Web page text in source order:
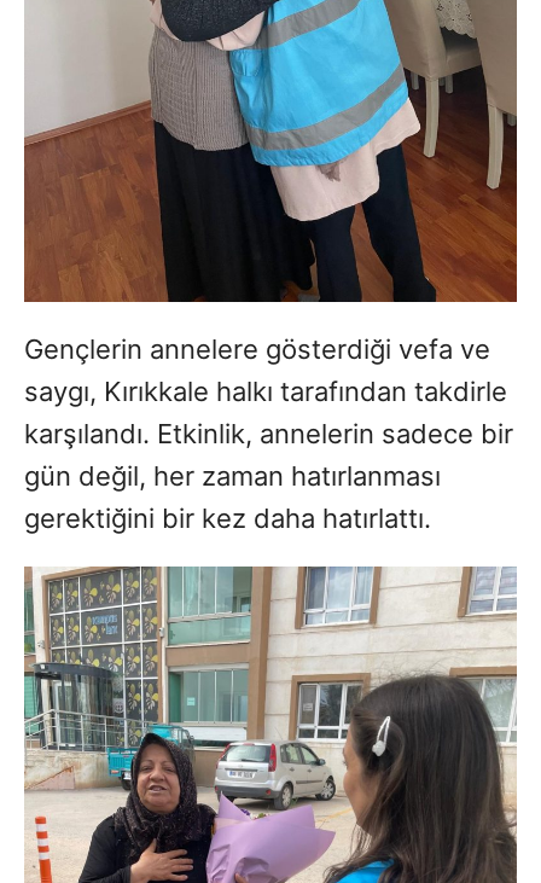
Gençlerin annelere gösterdiği vefa ve
saygı, Kırıkkale halkı tarafından takdirle
karşılandı. Etkinlik, annelerin sadece bir
gün değil, her zaman hatırlanması
gerektiğini bir kez daha hatırlattı.